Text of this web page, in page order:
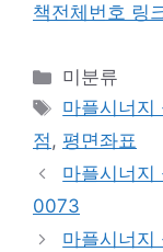
책전체번호 링
카
테
고
미분류
태
그
마플시너지
점, 평면좌표
마플시너지
0073
마플시너